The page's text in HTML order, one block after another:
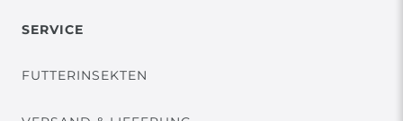
SERVICE
FUTTERINSEKTEN